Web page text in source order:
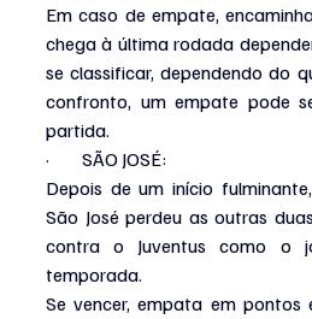
Em caso de empate,
chega à última rodada
se classificar, dependendo do
confronto, um empate pode
partida.
·         SÃO JOSÉ:
Depois de um início
São José perdeu as outras
contra o Juventus como o
temporada.
Se vencer, empata em